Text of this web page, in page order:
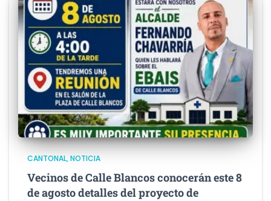
CANTONAL NOTICIA
Vecinos de Calle Blancos conocerán este 8
de agosto detalles del proyecto de